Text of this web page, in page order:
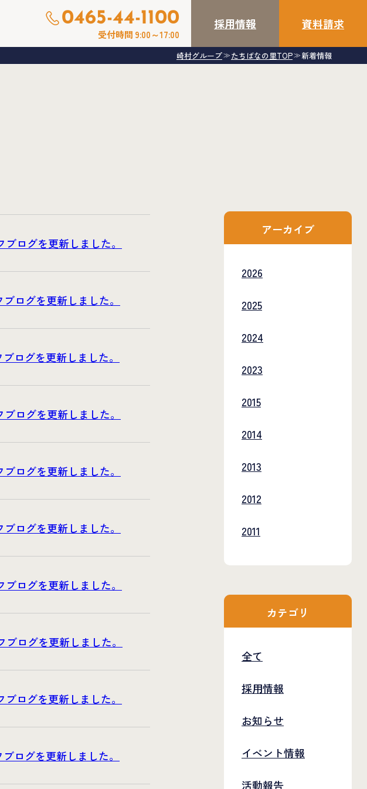
0465-44-1100
受付時間 9:00～17:00
採用情報 資料請求
崎村グループ≫ たちばなの里TOP≫ 新着情報
ログを更新しました。
ログを更新しました。
ログを更新しました。
ログを更新しました。
ログを更新しました。
ログを更新しました。
ログを更新しました。
ログを更新しました。
ログを更新しました。
ログを更新しました。
アーカイブ
2026
2025
2024
2023
2015
2014
2013
2012
2011
カテゴリ
全て
採用情報
お知らせ
イベント情報
活動報告